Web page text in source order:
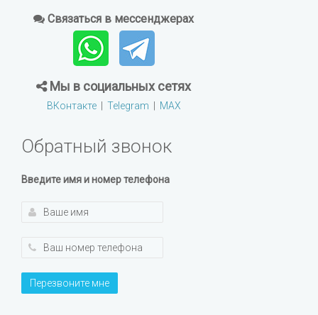
Связаться в мессенджерах
Мы в социальных сетях
ВКонтакте| Telegram | MAX
Обратный звонок
Введите имя и номер телефона
Перезвоните мне